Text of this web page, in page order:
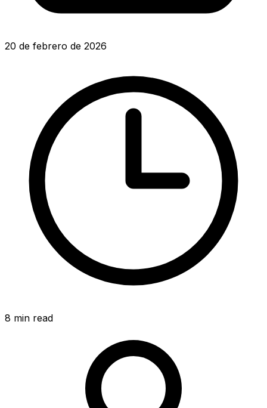
20 de febrero de 2026
8 min read